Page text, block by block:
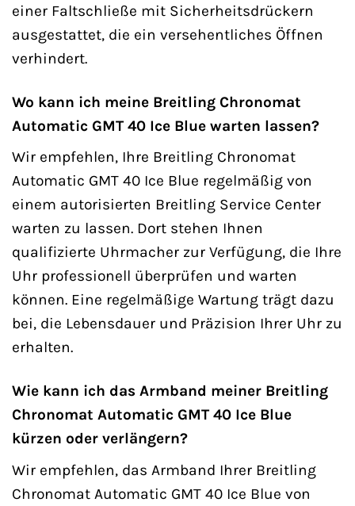
einer Faltschließe mit Sicherheitsdrückern
ausgestattet, die ein versehentliches Öffnen
verhindert.
Wo kann ich meine Breitling Chronomat
Automatic GMT 40 Ice Blue warten lassen?
Wir empfehlen, Ihre Breitling Chronomat
Automatic GMT 40 Ice Blue regelmäßig von
einem autorisierten Breitling Service Center
warten zu lassen. Dort stehen Ihnen
qualifizierte Uhrmacher zur Verfügung, die Ihre
Uhr professionell überprüfen und warten
können. Eine regelmäßige Wartung trägt dazu
bei, die Lebensdauer und Präzision Ihrer Uhr zu
erhalten.
Wie kann ich das Armband meiner Breitling
Chronomat Automatic GMT 40 Ice Blue
kürzen oder verlängern?
Wir empfehlen, das Armband Ihrer Breitling
Chronomat Automatic GMT 40 Ice Blue von